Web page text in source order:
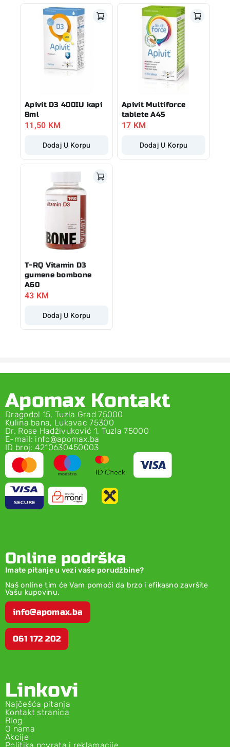
Apivit D3 400IU kapi
8ml
11,50 KM
Dodaj U Korpu
Apivit Multiforce
tablete A45
17 KM
Dodaj U Korpu
T-RQ Vitamin D3
gumene bombone
A60
43 KM
Dodaj U Korpu
Apomax Kontakt
Dragodol 15, Tuzla Grad 75000
Kulina bana, Lukavac 75300
Dr. Rose Hadživuković 1, Tuzla 75000
E-mail: info@apomax.ba
ID broj: 4210630450003
Online podrška
Imate pitanje u vezi vaše porudžbine?
Naš online tim će Vam pomoći da brzo i efikasno završite
Vašu kupovinu.
info@apomax.ba
061 172 202
Linkovi
Najčešća pitanja
Kontakt stranica
Blog
O nama
Akcije